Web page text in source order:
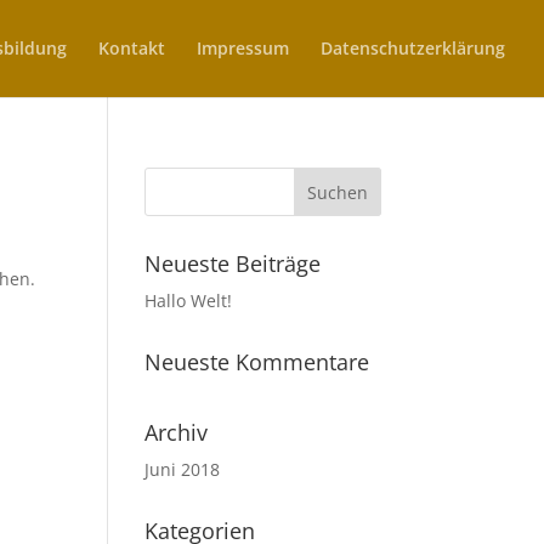
Kontakt Impressum Datenschutzerklärung
Neueste Beiträge
Hallo Welt!
Neueste Kommentare
Archiv
Juni 2018
Kategorien